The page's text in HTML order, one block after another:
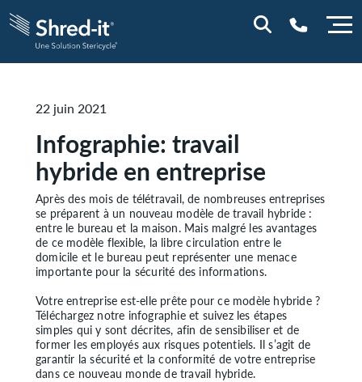
22 juin 2021
Infographie: travail
hybride en entreprise
Après des mois de télétravail, de nombreuses entreprises
se préparent à un nouveau modèle de travail hybride :
entre le bureau et la maison. Mais malgré les avantages
de ce modèle flexible, la libre circulation entre le
domicile et le bureau peut représenter une menace
importante pour la sécurité des informations.
Votre entreprise est-elle prête pour ce modèle hybride ?
Téléchargez notre infographie et suivez les étapes
simples qui y sont décrites, afin de sensibiliser et de
former les employés aux risques potentiels. Il s’agit de
garantir la sécurité et la conformité de votre entreprise
dans ce nouveau monde de travail hybride.